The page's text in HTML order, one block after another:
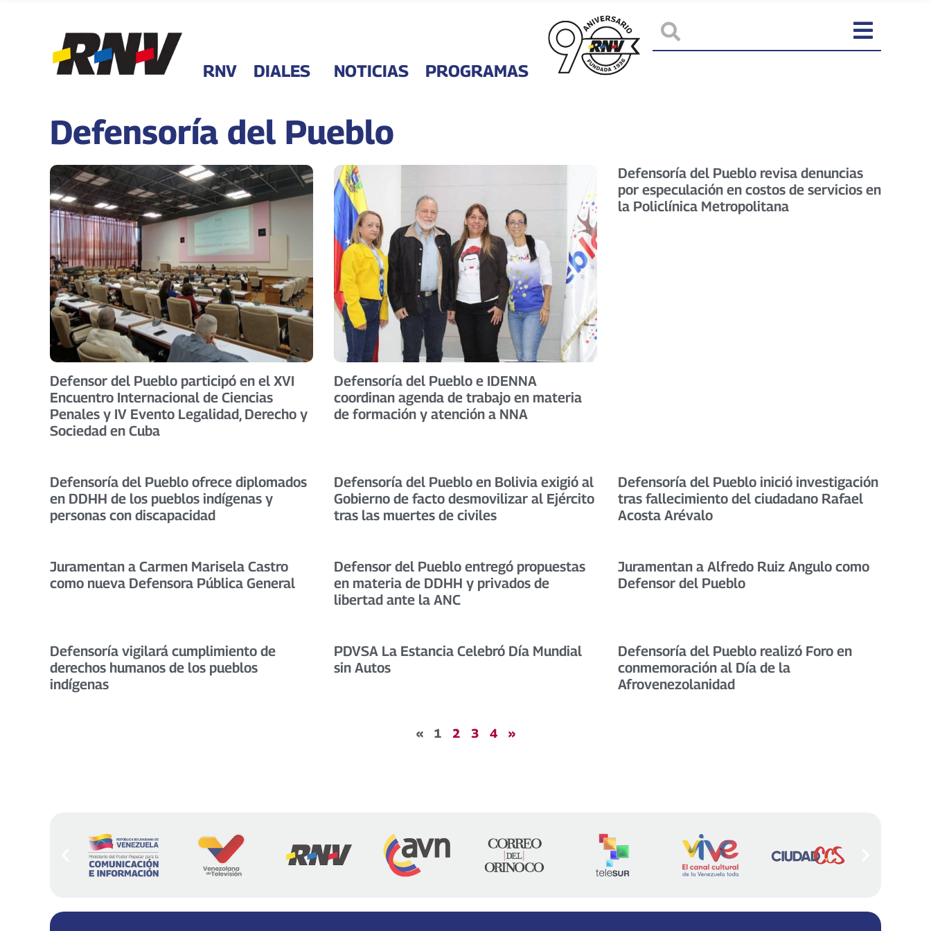
RNV DIALES NOTICIAS PROGRAMAS
Defensoría del Pueblo
Defensor del Pueblo participó en el XVI
Encuentro Internacional de Ciencias
Penales y IV Evento Legalidad, Derecho y
Sociedad en Cuba
Defensoría del Pueblo e IDENNA
coordinan agenda de trabajo en materia
de formación y atención a NNA
Defensoría del Pueblo revisa denuncias
por especulación en costos de servicios en
la Policlínica Metropolitana
Defensoría del Pueblo ofrece diplomados
en DDHH de los pueblos indígenas y
personas con discapacidad
Defensoría del Pueblo en Bolivia exigió al
Gobierno de facto desmovilizar al Ejército
tras las muertes de civiles
Defensoría del Pueblo inició investigación
tras fallecimiento del ciudadano Rafael
Acosta Arévalo
Juramentan a Carmen Marisela Castro
como nueva Defensora Pública General
Defensor del Pueblo entregó propuestas
en materia de DDHH y privados de
libertad ante la ANC
Juramentan a Alfredo Ruiz Angulo como
Defensor del Pueblo
Defensoría vigilará cumplimiento de
derechos humanos de los pueblos
indígenas
PDVSA La Estancia Celebró Día Mundial
sin Autos
Defensoría del Pueblo realizó Foro en
conmemoración al Día de la
Afrovenezolanidad
« 1 2 3 4 »